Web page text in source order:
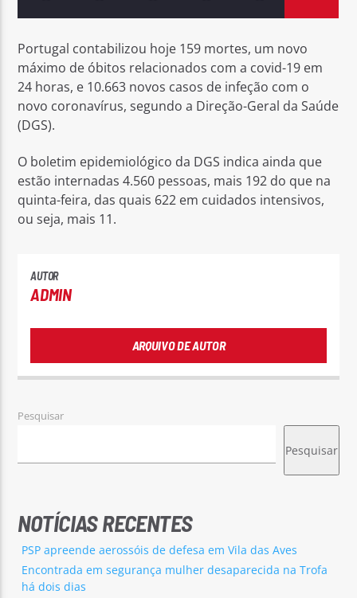
Rádio No ar
Portugal contabilizou hoje 159 mortes, um novo
máximo de óbitos relacionados com a covid-19 em
24 horas, e 10.663 novos casos de infeção com o
novo coronavírus, segundo a Direção-Geral da Saúde
(DGS).
O boletim epidemiológico da DGS indica ainda que
estão internadas 4.560 pessoas, mais 192 do que na
quinta-feira, das quais 622 em cuidados intensivos,
ou seja, mais 11.
AUTOR
ADMIN
ARQUIVO DE AUTOR
Pesquisar
Pesquisar
NOTÍCIAS RECENTES
PSP apreende aerossóis de defesa em Vila das Aves
Encontrada em segurança mulher desaparecida na Trofa
há dois dias